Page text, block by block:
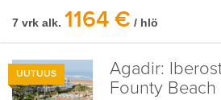
7 vrk alk. 1164 € / hlö
UUTUUS Agadir:
Founty Beach